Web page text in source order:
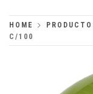
HOME
C/100